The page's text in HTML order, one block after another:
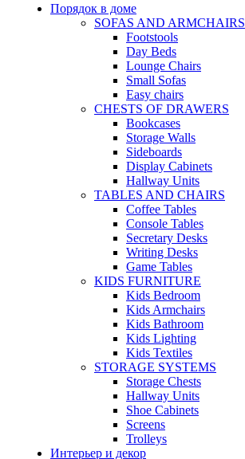
Порядок в доме
SOFAS AND ARMCHAIRS
Footstools
Day Beds
Lounge Chairs
Small Sofas
Easy chairs
CHESTS OF DRAWERS
Bookcases
Storage Walls
Sideboards
Display Cabinets
Hallway Units
TABLES AND CHAIRS
Coffee Tables
Console Tables
Secretary Desks
Writing Desks
Game Tables
KIDS FURNITURE
Kids Bedroom
Kids Armchairs
Kids Bathroom
Kids Lighting
Kids Textiles
STORAGE SYSTEMS
Storage Chests
Hallway Units
Shoe Cabinets
Screens
Trolleys
Интерьер и декор